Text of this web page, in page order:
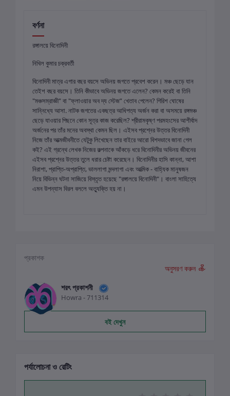
বর্ণনা
রঙ্গালয়ে বিনোদিনী
নিখিল কুমার চক্রবর্তী
বিনোদিনী মাত্র এগার বছর বয়সে অভিনয় জগতে প্রবেশ করেন। মঞ্চ ছেড়ে যান
তেইশ বছর বয়সে। তিনি কীভাবে অভিনয় জগতে এলেন? কেমন করেই বা তিনি
"মঞ্চসম্রাজ্ঞী" বা "ফ্লাওয়ার অব দ্য স্টেজ” খেতাব পেলেন? গিরিশ ঘোষের
সান্নিধ্যে আসা. নাটক জগতের একছত্র আধিপত্য অর্জন করা বা অসময়ে রঙ্গমঞ্চ
ছেড়ে যাওয়ার পিছনে কোন সূত্র কাজ করেছিল? শ্রীরামকৃষ্ণ পরমহংসের আশীর্বাদ
অর্জনের পর তাঁর মনের অবস্থা কেমন ছিল। এইসব প্রশ্নের উত্তর বিনোদিনী
নিজে তাঁর আত্মজীবনীতে যেটুকু লিখেছেন তার বাইরে আরো বিশদভাবে জানা গেল
কই? এই গ্রন্থে লেখক নিজের কল্পনাকে আঁকড়ে ধরে বিনোদিনীর অভিনয় জীবনের
এইসব প্রশ্নের উত্তর তুলে ধরার চেষ্টা করেছেন। বিনোদিনীর হাসি কান্না, আশা
নিরাশা, প্রাপ্তি-অপ্রাপ্তি, ভাললাগা মন্দলাগা এবং আত্মিক - বাহ্যিক মানুষজন
নিয়ে বিভিন্ন ঘটনা সাজিয়ে বিস্তৃত হয়েছে "রঙ্গালয়ে বিনোদিনী"। বাংলা সাহিত্যে
এমন উপন্যাস বিরল বললে অত্যুক্তি হয় না।
প্রকাশক
অনুসরণ করুন
শরৎ প্রকাশনী
Howra - 711314
বই দেখুন
পর্যালোচনা ও রেটিং